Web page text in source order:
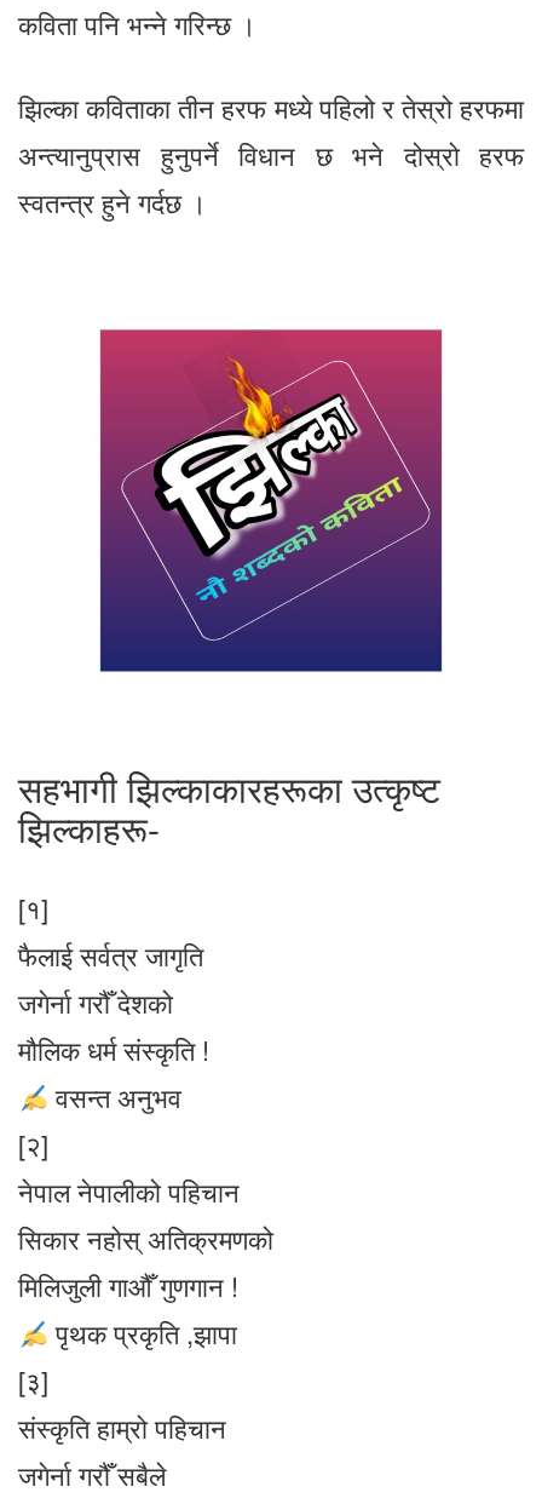
कविता पनि भन्ने गरिन्छ ।
झिल्का कविताका तीन हरफ मध्ये पहिलो र तेस्रो हरफमा
अन्त्यानुप्रास हुनुपर्ने विधान छ भने दोस्रो हरफ
स्वतन्त्र हुने गर्दछ ।
सहभागी झिल्काकारहरूका उत्कृष्ट
झिल्काहरू-
[१]
फैलाई सर्वत्र जागृति
जगेर्ना गरौँ देशको
मौलिक धर्म संस्कृति !
वसन्त अनुभव
[२]
नेपाल नेपालीको पहिचान
सिकार नहोस् अतिक्रमणको
मिलिजुली गाऔँ गुणगान !
पृथक प्रकृति ,झापा
[३]
संस्कृति हाम्रो पहिचान
जगेर्ना गरौँ सबैले